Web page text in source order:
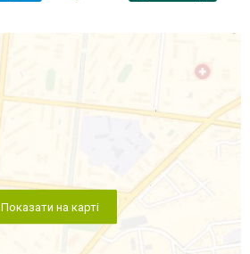
Показати на карті